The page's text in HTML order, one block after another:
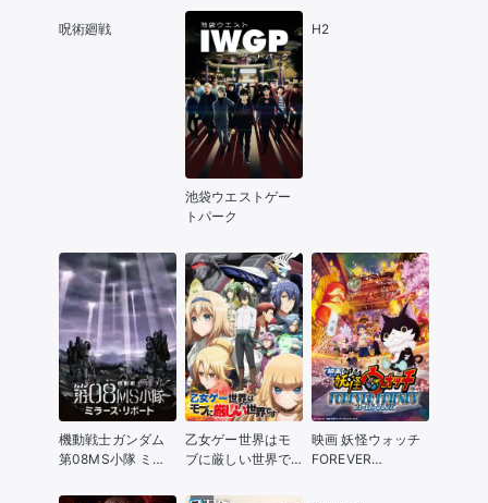
呪術廻戦
池袋ウエストゲー
トパーク
H2
機動戦士ガンダム
第08MS小隊 ミラ
乙女ゲー世界はモ
ブに厳しい世界で
映画 妖怪ウォッチ
FOREVER